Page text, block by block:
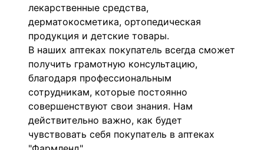
лекарственные средства,
дерматокосметика, ортопедическая
продукция и детские товары.
В наших аптеках покупатель всегда сможет
получить грамотную консультацию,
благодаря профессиональным
сотрудникам, которые постоянно
совершенствуют свои знания. Нам
действительно важно, как будет
чувствовать себя покупатель в аптеках